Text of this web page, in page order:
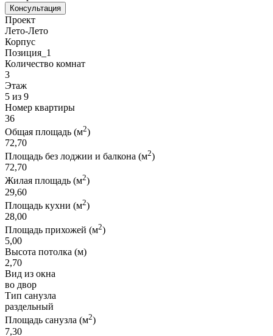
Консультация
Проект
Лето-Лето
Корпус
Позиция_1
Количество комнат
3
Этаж
5 из 9
Номер квартиры
36
Общая площадь (м2)
72,70
Площадь без лоджии и балкона (м2)
72,70
Жилая площадь (м2)
29,60
Площадь кухни (м2)
28,00
Площадь прихожей (м2)
5,00
Высота потолка (м)
2,70
Вид из окна
во двор
Тип санузла
раздельный
Площадь санузла (м2)
7,30